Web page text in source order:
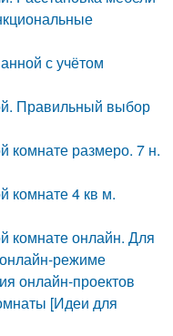
с учётом
Правильный выбор
комнате размеро. 7 н.
комнате 4 кв м.
комнате онлайн. Для
режиме
онлайн-проектов
[Идеи для